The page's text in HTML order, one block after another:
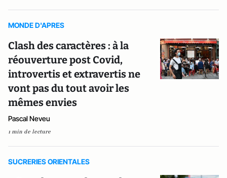
MONDE D'APRES
Clash des caractères : à la
réouverture post Covid,
introvertis et extravertis ne
vont pas du tout avoir les
mêmes envies
Pascal Neveu
1 min de lecture
SUCRERIES ORIENTALES